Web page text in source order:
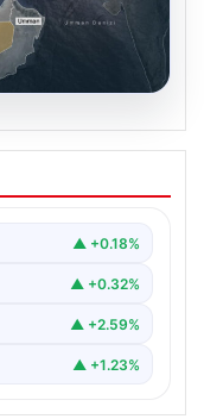
Yeni
▲ +0.18%
▲ +0.32%
▲ +2.59%
▲ +1.23%